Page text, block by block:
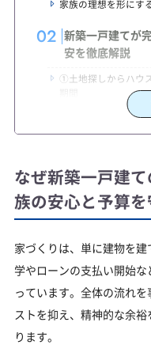
家族の理想を形にす
新築一戸建てが
安を徹底解説
①土地探しからハウ
②建築請負契約から
④竣工検査から引き
べきこと
注文住宅と建売住宅
年収700万円で
の具体的な手順
年収700万円世帯が
え方
なぜ新築一戸建
族の安心と予算
家づくりは、単に建物を
学やローンの支払い開始
っています。全体の流れ
ストを抑え、精神的な余
ります。